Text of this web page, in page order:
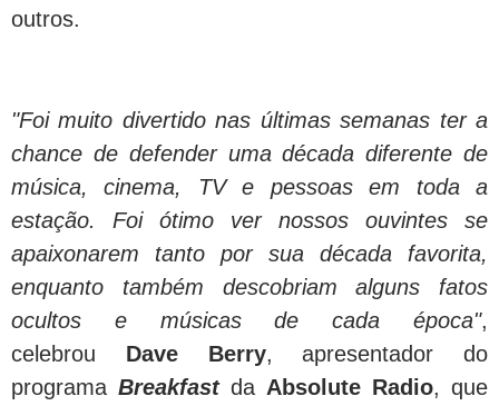
outros.
"Foi muito divertido nas últimas semanas ter a
chance de defender uma década diferente de
música, cinema, TV e pessoas em toda a
estação. Foi ótimo ver nossos ouvintes se
apaixonarem tanto por sua década favorita,
enquanto também descobriam alguns fatos
ocultos e músicas de cada época",
celebrou Dave Berry, apresentador do
programa Breakfastda Absolute Radio, que